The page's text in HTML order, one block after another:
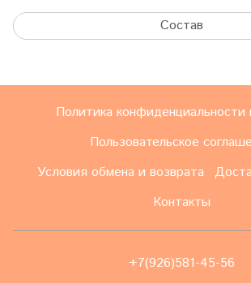
Состав
Политика
Пользовательское
Условия обмена и возврата
Контакты
+7(926)581-45-56